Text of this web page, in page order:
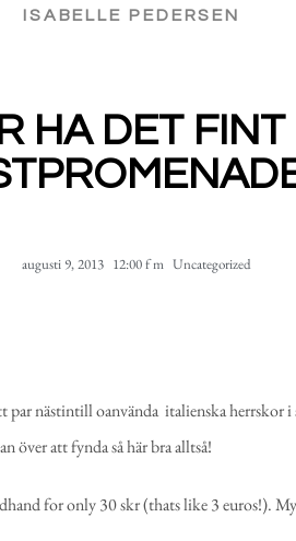
ISABELLE PEDERSEN
HA DET
augusti 9, 2013 12:00 f m Uncategorized
par nästintill oanvända italienska
över att fynda så här bra alltså!
for only 30 skr (thats like 3 euros!).